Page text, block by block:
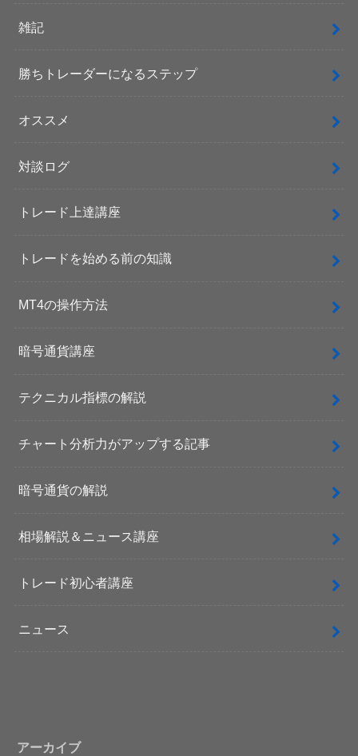
雑記
勝ちトレーダーになるステップ
オススメ
対談ログ
トレード上達講座
トレードを始める前の知識
MT4の操作方法
暗号通貨講座
テクニカル指標の解説
チャート分析力がアップする記事
暗号通貨の解説
相場解説＆ニュース講座
トレード初心者講座
ニュース
アーカイブ